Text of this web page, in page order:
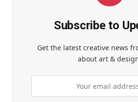
Subscribe to
Get the latest creative news
about art &